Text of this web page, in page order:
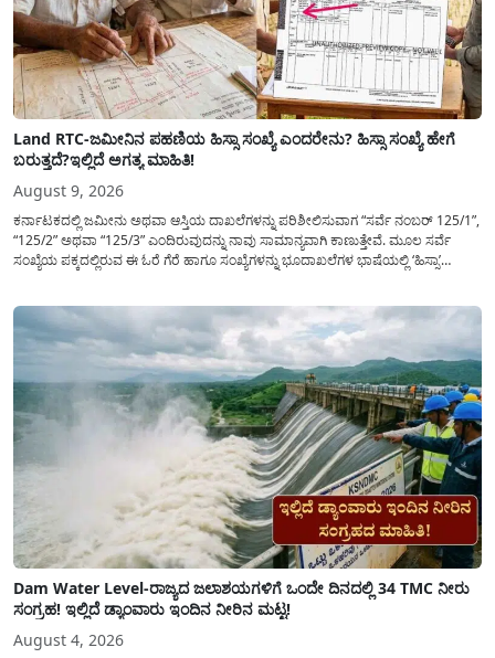
Land RTC-ಜಮೀನಿನ ಪಹಣಿಯ ಹಿಸ್ಸಾ ಸಂಖ್ಯೆ ಎಂದರೇನು? ಹಿಸ್ಸಾ ಸಂಖ್ಯೆ ಹೇಗೆ
ಬರುತ್ತದೆ?ಇಲ್ಲಿದೆ ಅಗತ್ಯ ಮಾಹಿತಿ!
August 9, 2026
ಕರ್ನಾಟಕದಲ್ಲಿ ಜಮೀನು ಅಥವಾ ಆಸ್ತಿಯ ದಾಖಲೆಗಳನ್ನು ಪರಿಶೀಲಿಸುವಾಗ “ಸರ್ವೆ ನಂಬರ್ 125/1”,
“125/2” ಅಥವಾ “125/3” ಎಂದಿರುವುದನ್ನು ನಾವು ಸಾಮಾನ್ಯ​ವಾಗಿ ಕಾಣುತ್ತೇವೆ. ಮೂಲ ಸರ್ವೆ
ಸಂಖ್ಯೆಯ ಪಕ್ಕದಲ್ಲಿರುವ ಈ ಓರೆ ಗೆರೆ ಹಾಗೂ ಸಂಖ್ಯೆಗಳನ್ನು ಭೂದಾಖಲೆಗಳ ಭಾಷೆಯಲ್ಲಿ ‘ಹಿಸ್ಸಾ’
Dam Water Level-ರಾಜ್ಯದ ಜಲಾಶಯಗಳಿಗೆ ಒಂದೇ ದಿನದಲ್ಲಿ 34 TMC ನೀರು
ಸಂಗ್ರಹ! ಇಲ್ಲಿದೆ ಡ್ಯಾಂವಾರು ಇಂದಿನ ನೀರಿನ ಮಟ್ಟ!
August 4, 2026